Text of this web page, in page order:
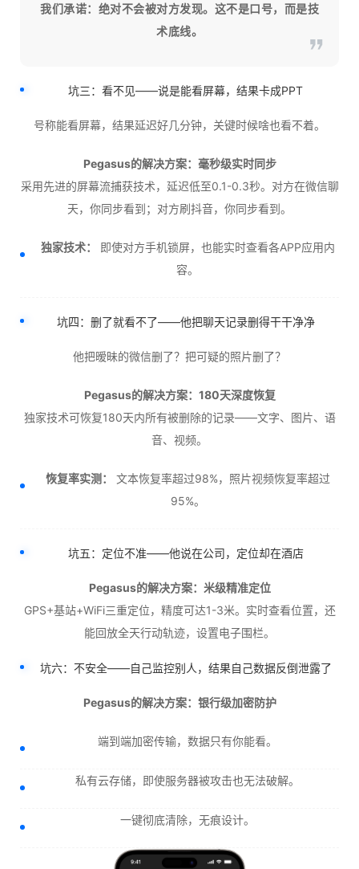
我们承诺：绝对不会被对方发现。这不是口号，而是技
术底线。
坑三：看不见——说是能看屏幕，结果卡成PPT
号称能看屏幕，结果延迟好几分钟，关键时候啥也看不着。
Pegasus的解决方案：毫秒级实时同步
采用先进的屏幕流捕获技术，延迟低至0.1-0.3秒。对方在微信聊
天，你同步看到；对方刷抖音，你同步看到。
独家技术：
即使对方手机锁屏，也能实时查看各APP应用内
容。
坑四：删了就看不了——他把聊天记录删得干干净净
他把暧昧的微信删了？把可疑的照片删了？
Pegasus的解决方案：180天深度恢复
独家技术可恢复180天内所有被删除的记录——文字、图片、语
音、视频。
恢复率实测：
文本恢复率超过98%，照片视频恢复率超过
95%。
坑五：定位不准——他说在公司，定位却在酒店
Pegasus的解决方案：米级精准定位
GPS+基站+WiFi三重定位，精度可达1-3米。实时查看位置，还
能回放全天行动轨迹，设置电子围栏。
坑六：不安全——自己监控别人，结果自己数据反倒泄露了
Pegasus的解决方案：银行级加密防护
端到端加密传输，数据只有你能看。
私有云存储，即使服务器被攻击也无法破解。
一键彻底清除，无痕设计。